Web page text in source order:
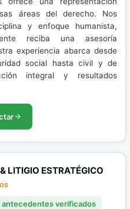
áreas del derecho. Nos
y enfoque humanista,
reciba una asesoría
experiencia abarca desde
social hasta civil y de
integral y resultados
LITIGIO ESTRATÉGICO
verificados